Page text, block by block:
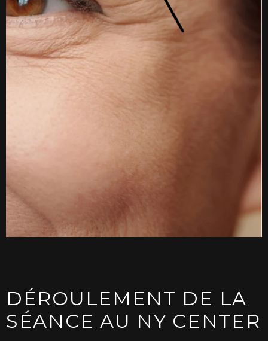
DÉROULEMENT DE LA
SÉANCE AU NY CENTER